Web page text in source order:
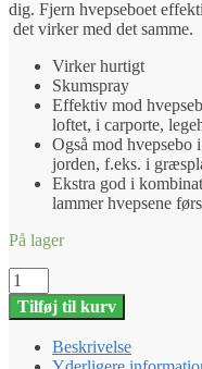
dig. Fjern hvepseboet
det virker med det samme.
Virker hurtigt
Skumspray
Effektiv mod
loftet, i carporte,
Også mod hvepsebo
jorden, f.eks. i
Ekstra god i
lammer hvepsene
På lager
ECOstyle
HvepseFri
-
med
Tilføj til kurv
Beskrivelse